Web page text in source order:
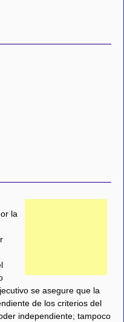
la
se asegure que la
de los criterios del
independiente; tampoco